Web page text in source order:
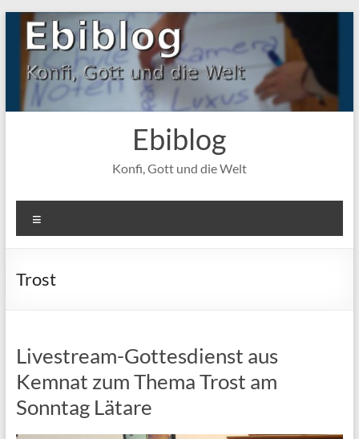
Zum
Inhalt
springen
Ebiblog
Konfi, Gott und die Welt
Trost
Livestream-Gottesdienst aus
Kemnat zum Thema Trost am
Sonntag Lätare